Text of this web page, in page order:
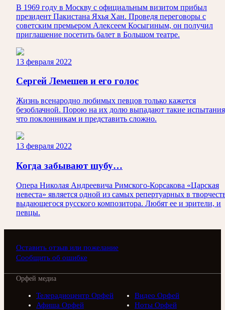
В 1969 году в Москву с официальным визитом прибыл
президент Пакистана Яхья Хан. Проведя переговоры с
советским премьером Алексеем Косыгиным, он получил
приглашение посетить балет в Большом театре.
13 февраля 2022
Сергей Лемешев и его голос
Жизнь всенародно любимых певцов только кажется
безоблачной. Порою на их долю выпадают такие
что поклонникам и представить сложно.
13 февраля 2022
Когда забывают шубу…
Опера Николая Андреевича Римского-Корсакова «Царская
невеста» является одной из самых репертуарных в
выдающегося русского композитора. Любят ее и зрители, и
певцы.
Оставить отзыв или пожелание
Сообщить об ошибке
Орфей медиа
Телерадиоцентр Орфей
Видео Орфей
Афиша Орфей
Ноты Орфей